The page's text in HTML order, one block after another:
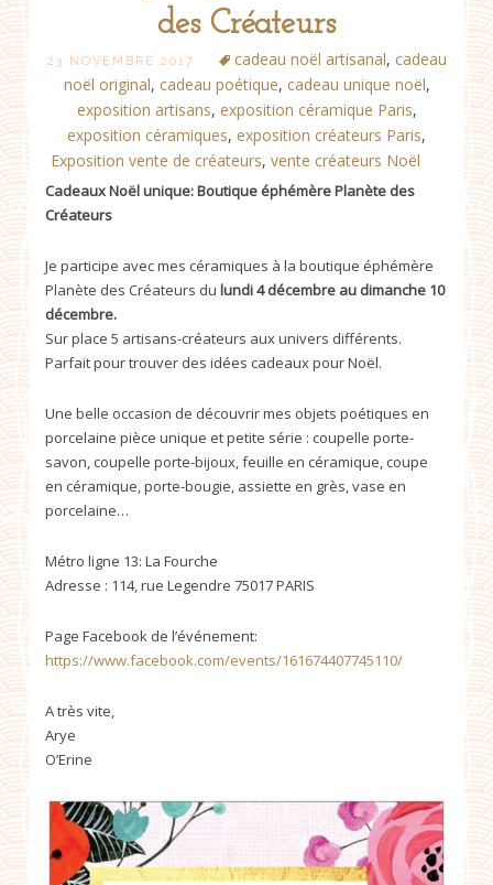
des Créateurs
23 NOVEMBRE 2017 cadeau noël artisanal, cadeau
noël original, cadeau poétique, cadeau unique noël,
exposition artisans, exposition céramique Paris,
exposition céramiques, exposition créateurs Paris,
Exposition vente de créateurs, vente créateurs Noël
Cadeaux Noël unique: Boutique éphémère Planète des
Créateurs
Je participe avec mes céramiques à la boutique éphémère
Planète des Créateurs du lundi 4 décembre au dimanche 10
décembre.
Sur place 5 artisans-créateurs aux univers différents.
Parfait pour trouver des idées cadeaux pour Noël.
Une belle occasion de découvrir mes objets poétiques en
porcelaine pièce unique et petite série : coupelle porte-
savon, coupelle porte-bijoux, feuille en céramique, coupe
en céramique, porte-bougie, assiette en grès, vase en
porcelaine…
Métro ligne 13: La Fourche
Adresse : 114, rue Legendre 75017 PARIS
Page Facebook de l’événement:
https://www.facebook.com/events/161674407745110/
A très vite,
Arye
O’Erine